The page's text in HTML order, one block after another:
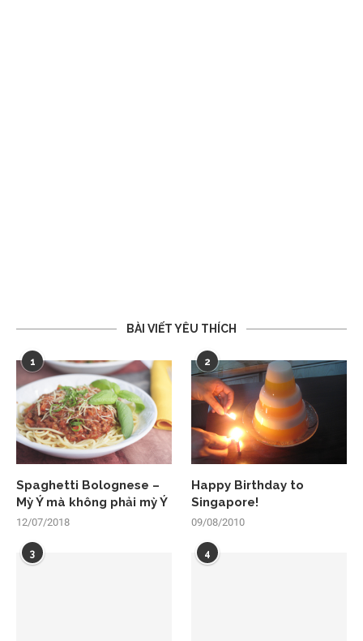
BÀI VIẾT YÊU THÍCH
1
Spaghetti Bolognese –
Mỳ Ý mà không phải mỳ Ý
12/07/2018
2
Happy Birthday to
Singapore!
09/08/2010
3 4